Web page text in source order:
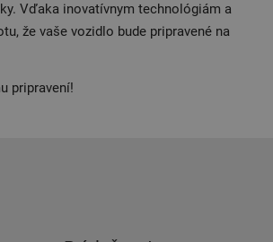
Vďaka inovatívnym technológiám a
že vaše vozidlo bude pripravené na
pripravení!